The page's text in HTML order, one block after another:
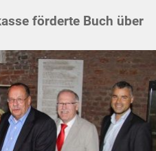
förderte Buch über